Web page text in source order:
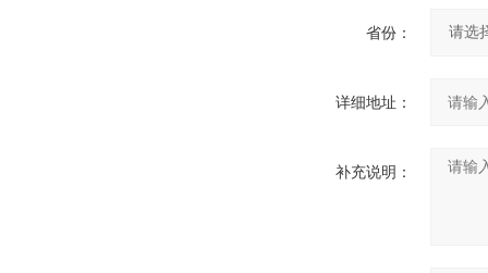
省份：
详细地址：
补充说明：